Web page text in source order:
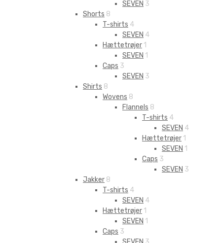
SEVEN 3
Shorts 8
T-shirts 4
SEVEN 4
Hættetrøjer 1
SEVEN 1
Caps 3
SEVEN 3
Shirts 8
Wovens 8
Flannels 8
T-shirts 4
SEVEN 4
Hættetrøjer 1
SEVEN 1
Caps 3
SEVEN 3
Jakker 8
T-shirts 4
SEVEN 4
Hættetrøjer 1
SEVEN 1
Caps 3